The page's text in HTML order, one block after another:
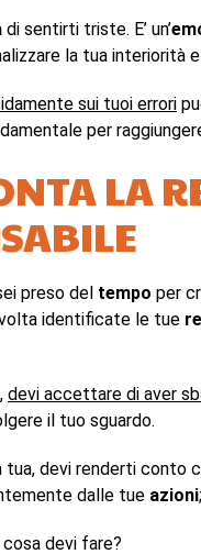
di sentirti triste. E’ un’
la tua interiorità
sui tuoi errori
per
LA
preso del tempo per
identificate le tue
devi accettare di aver
il tuo sguardo.
tua, devi renderti
dalle tue azioni
devi fare?